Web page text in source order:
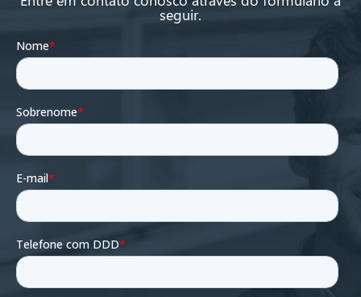
seguir.